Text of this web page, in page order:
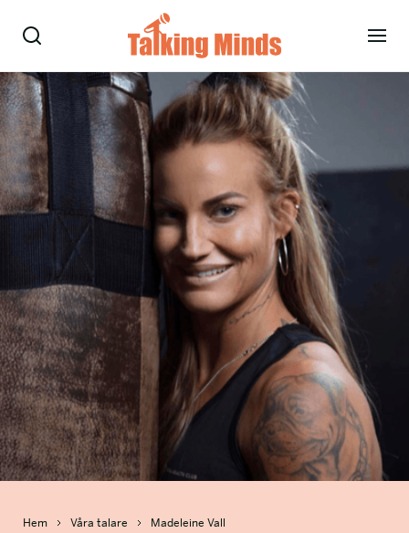
Talare
Tjänster
Evenemang
Om oss
Nyheter
Kontakt
08-38 15 15
info@talkingminds.se
Hem Våra talare Madeleine Vall